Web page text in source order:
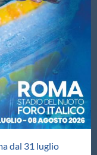
dal 31 luglio